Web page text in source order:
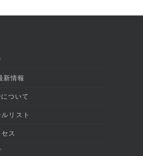
新情報
ついて
リスト
ス